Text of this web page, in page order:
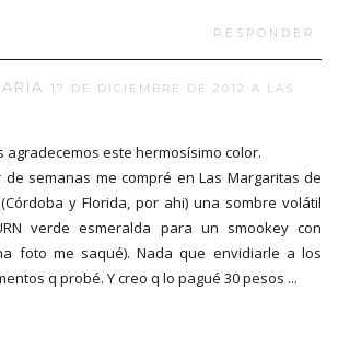
RESPONDER
17 DE DICIEMBRE DE 2012 A LAS
agradecemos este hermosísimo color.
de semanas me compré en Las Margaritas de
y Florida, por ahi) una sombre volátil
verde esmeralda para un smookey con
foto me saqué). Nada que envidiarle a los
q probé. Y creo q lo pagué 30 pesos ...